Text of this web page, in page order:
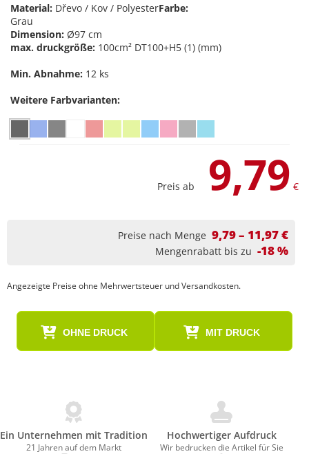
Material: Dřevo / Kov / PolyesterFarbe:
Grau
Dimension: Ø97 cm
max. druckgröße: 100cm² DT100+H5 (1) (mm)
Min. Abnahme: 12 ks
Weitere Farbvarianten:
Preis ab 9,79 €
Preise nach Menge 9,79 – 11,97 €
Mengenrabatt bis zu -18 %
Angezeigte Preise ohne Mehrwertsteuer und Versandkosten.
OHNE DRUCK MIT DRUCK
Ein Unternehmen mit Tradition
21 Jahren auf dem Markt
Hochwertiger Aufdruck
Wir bedrucken die Artikel für Sie